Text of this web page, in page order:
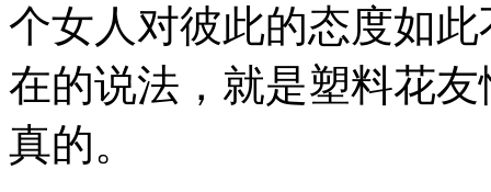
个女人对彼此的态度如
在的说法，就是塑料花
真的。